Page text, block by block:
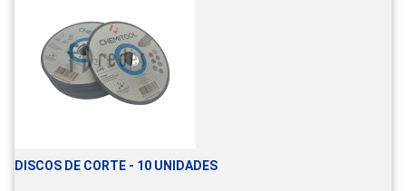
DISCOS DE CORTE - 10 UNIDADES